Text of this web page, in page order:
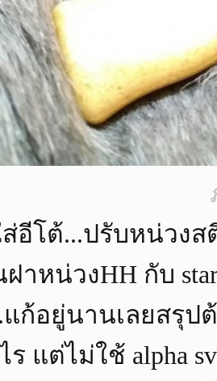
อีโต้...ปรับหน่วง
าหน่วงHH กับ
ก้อยู่นานเลยสรุป
ร แต่ไม่ใช้ alpha